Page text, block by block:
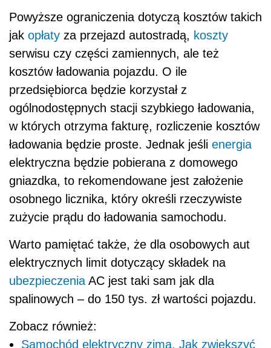
Powyższe ograniczenia dotyczą kosztów takich
jak opłaty za przejazd autostradą, koszty
serwisu czy części zamiennych, ale też
kosztów ładowania pojazdu. O ile
przedsiębiorca będzie korzystał z
ogólnodostępnych stacji szybkiego ładowania,
w których otrzyma fakturę, rozliczenie kosztów
ładowania będzie proste. Jednak jeśli energia
elektryczna będzie pobierana z domowego
gniazdka, to rekomendowane jest założenie
osobnego licznika, który określi rzeczywiste
zużycie prądu do ładowania samochodu.
Warto pamiętać także, że dla osobowych aut
elektrycznych limit dotyczący składek na
ubezpieczeniaAC jest taki sam jak dla
spalinowych – do 150 tys. zł wartości pojazdu.
Zobacz również:
Samochód elektryczny zimą. Jak zwiększyć